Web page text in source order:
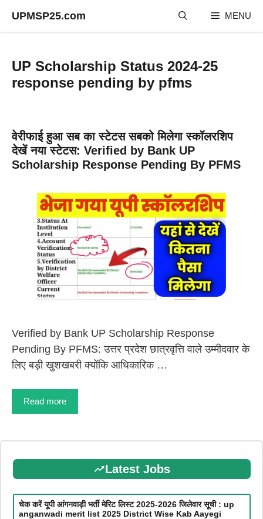
UPMSP25.com MENU
UP Scholarship Status 2024-25
response pending by pfms
वेरीफाई हुआ सब का स्टेटस सबको मिलेगा स्कॉलरशिप
देखें नया स्टेटस: Verified by Bank UP
Scholarship Response Pending By PFMS
Verified by Bank UP Scholarship Response
Pending By PFMS: उत्तर प्रदेश छात्रवृत्ति वाले उम्मीदवार के
लिए बड़ी खुशखबरी क्योंकि आधिकारिक …
Read more
Latest Jobs
चेक करें यूपी आंगनवाड़ी भर्ती मेरिट लिस्ट 2025-2026 जिलेवार सूची : up
anganwadi merit list 2025 District Wise Kab Aayegi